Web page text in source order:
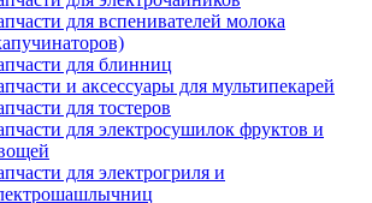
для вспенивателей молока
для блинниц
и аксессуары для мультипекарей
для тостеров
для электросушилок фруктов и
для электрогриля и